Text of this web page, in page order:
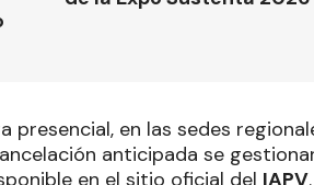
presencial, en las sedes
anticipada se